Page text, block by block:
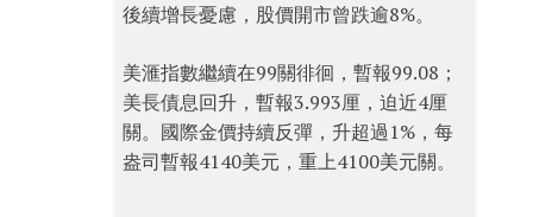
後續增長憂慮，股價開市曾跌逾8%。
美滙指數繼續在99關徘徊，暫報99.08；
美長債息回升，暫報3.993厘，迫近4厘
關。國際金價持續反彈，升超過1%，每
盎司暫報4140美元，重上4100美元關。